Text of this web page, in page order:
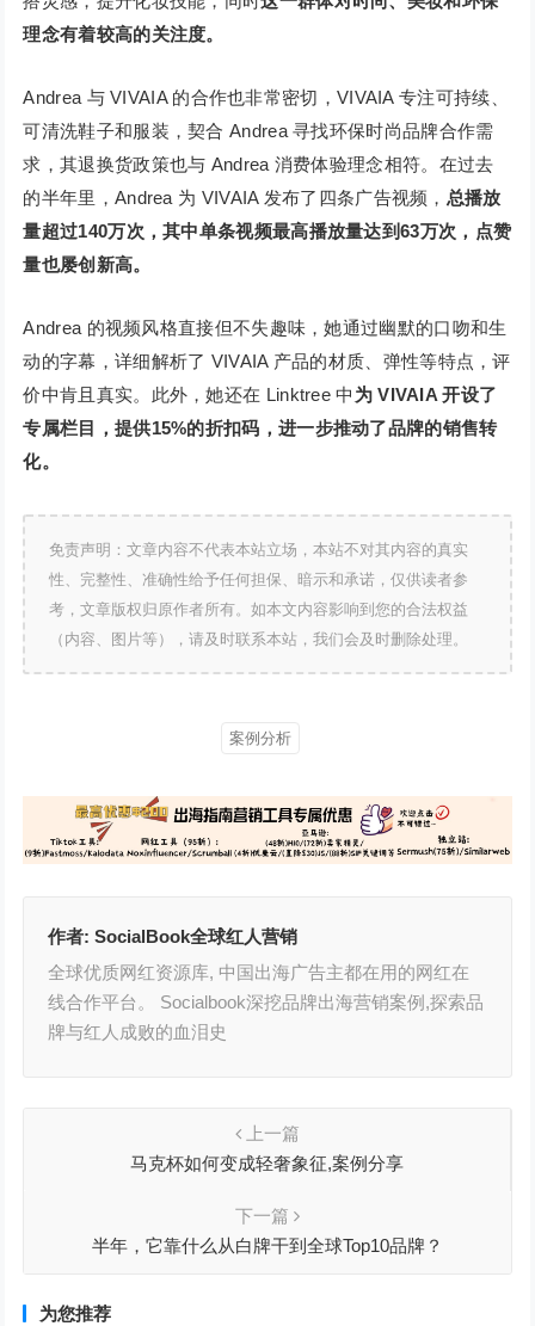
理念有着较高的关注度。
Andrea 与 VIVAIA 的合作也非常密切，VIVAIA 专注可持续、
可清洗鞋子和服装，契合 Andrea 寻找环保时尚品牌合作需
求，其退换货政策也与 Andrea 消费体验理念相符。在过去
的半年里，Andrea 为 VIVAIA 发布了四条广告视频， 总播放
量超过140万次，其中单条视频最高播放量达到63万次，点赞
量也屡创新高。
Andrea 的视频风格直接但不失趣味，她通过幽默的口吻和生
动的字幕，详细解析了 VIVAIA 产品的材质、弹性等特点，评
价中肯且真实。此外，她还在 Linktree 中 为 VIVAIA 开设了
专属栏目，提供15%的折扣码，进一步推动了品牌的销售转
化。
免责声明：文章内容不代表本站立场，本站不对其内容的真实
性、完整性、准确性给予任何担保、暗示和承诺，仅供读者参
考，文章版权归原作者所有。如本文内容影响到您的合法权益
（内容、图片等），请及时联系本站，我们会及时删除处理。
案例分析
作者:SocialBook全球红人营销
全球优质网红资源库, 中国出海广告主都在用的网红在
线合作平台。 Socialbook深挖品牌出海营销案例,探索品
牌与红人成败的血泪史
上一篇
马克杯如何变成轻奢象征,案例分享
下一篇
半年，它靠什么从白牌干到全球Top10品牌？
为您推荐